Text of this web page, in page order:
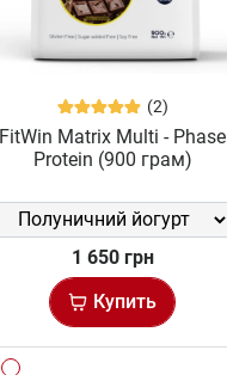
(2)
FitWin Matrix Multi - Phase
Protein (900 грам)
1 650 грн
Купить